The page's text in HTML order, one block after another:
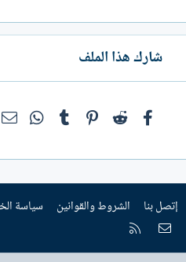
شارك هذا الملف
فيسبوكReddit
Pinterest
Tumblr
إتصل بنا الشروط والقوانين سياسة
إتصل بنا